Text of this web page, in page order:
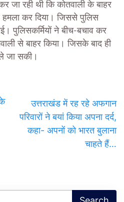
जा रही थी कि कोतवाली के बाहर
हमला कर दिया। जिससे पुलिस
पुलिसकर्मियों ने बीच-बचाव कर
से बाहर किया। जिसके बाद ही
जा सकी।
उत्तराखंड में रह रहे अफगान
परिवारों ने बयां किया अपना दर्द,
कहा- अपनों को भारत बुलाना
चाहते हैं…